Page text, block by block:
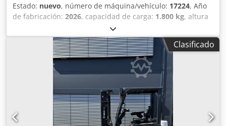
Estado: nuevo, número de máquina/vehículo: 17224, Año
de fabricación: 2026, capacidad de carga: 1.800 kg, altura
, ascensor libre:
de carga:500 mm, tipo de combustible:eléctrico, tipo de
triple, altura de construcción:2.215 mm, voltaje de
51,2 V, longitud de la horquilla: 1.150 mm
tamaño del neumático delantero:
18x7-6 weiss
, peso total:
5230052 Número de serie: OBA06-000030 Dedpozp Tz Defx
Abuswa Especificaciones de la batería: 51,2 V, 277 Ah, de
iones de litio.
Clasificado